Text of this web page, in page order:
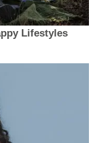
Lifestyles